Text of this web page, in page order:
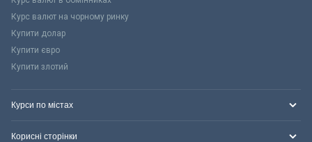
Курс валют на чорному ринку
Купити долар
Купити євро
Купити злотий
Курси по містах
Корисні сторінки